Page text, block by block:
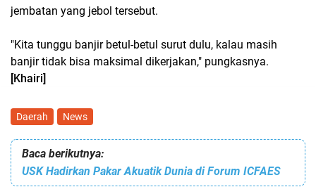
jembatan yang jebol tersebut.
"Kita tunggu banjir betul-betul surut dulu, kalau masih
banjir tidak bisa maksimal dikerjakan," pungkasnya.
[Khairi]
Daerah News
Baca berikutnya:
USK Hadirkan Pakar Akuatik Dunia di Forum ICFAES